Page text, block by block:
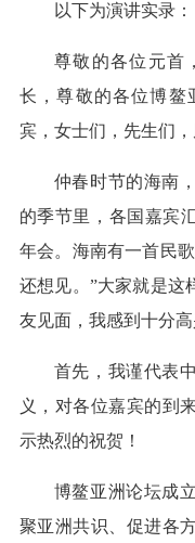
以下为演讲实录：
尊敬的各位元首
长，尊敬的各位博鳌
宾，女士们，先生们，
仲春时节的海南
的季节里，各国嘉宾
年会。海南有一首民
还想见。”大家就是这
友见面，我感到十分高
首先，我谨代表
义，对各位嘉宾的到
示热烈的祝贺！
博鳌亚洲论坛成
聚亚洲共识、促进各